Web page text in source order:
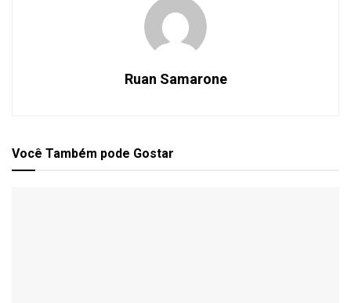
Ruan Samarone
Você Também pode Gostar